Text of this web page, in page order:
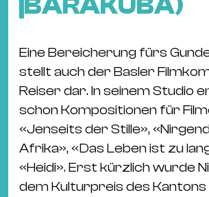
BARAKUBA)
Eine Bereicherung fürs
stellt auch der Basler
Reiser dar. In seinem Studio
schon Kompositionen für
«Jenseits der Stille»,
Afrika», «Das Leben ist zu
«Heidi». Erst kürzlich wurde
dem Kulturpreis des